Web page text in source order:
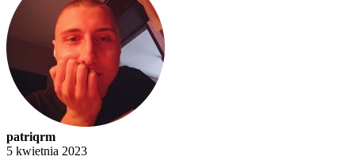
patriqrm
5 kwietnia 2023